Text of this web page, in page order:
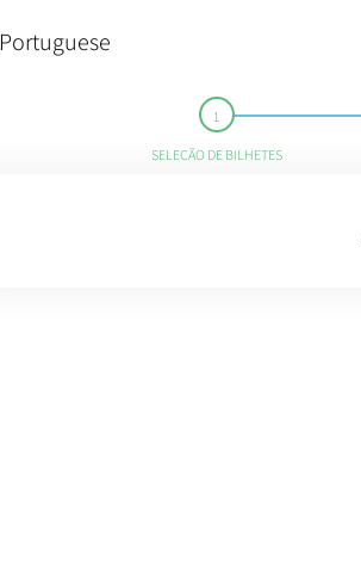
Portuguese
SELEÇÃO DE BILHETES